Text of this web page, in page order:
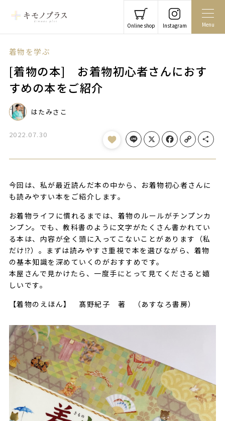
Online shop Instagram Menu
着物を学ぶ
[着物の本] お着物初心者さんにおす
すめの本をご紹介
はたみさこ
2022.07.30 Line X Facebook Copy Link Share
今回は、私が最近読んだ本の中から、お着物初心者さんに
も読みやすい本をご紹介します。
お着物ライフに慣れるまでは、着物のルールがチンプンカ
ンプン。でも、教科書のように文字がたくさん書かれてい
る本は、内容が全く頭に入ってこないことがあります（私
だけ⁉︎）。まずは読みやすさ重視で本を選びながら、着物
の基本知識を深めていくのがおすすめです。
本屋さんで見かけたら、一度手にとって見てくださると嬉
しいです。
【着物のえほん】 髙野紀子 著 （あすなろ書房）